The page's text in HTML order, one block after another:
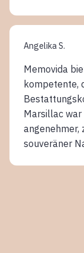
Angelika S.
Memovida
kompetente,
Marsillac war
angenehmer,
souveräner